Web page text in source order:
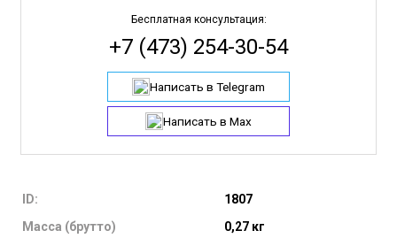
ID:
1807
Масса (брутто)
0,27 кг
Бесплатная консультация:
+7 (473) 254-30-54
Написать в Telegram
Написать в Max